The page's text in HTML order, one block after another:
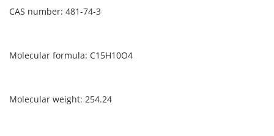
CAS number: 481-74-3
Molecular formula: C15H10O4
Molecular weight: 254.24